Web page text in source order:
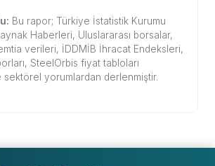
Bu rapor; Türkiye İstatistik Kurumu
Haberleri, Uluslararası borsalar,
verileri, İDDMİB İhracat Endeksleri,
SteelOrbis fiyat tabloları
yorumlardan derlenmiştir.